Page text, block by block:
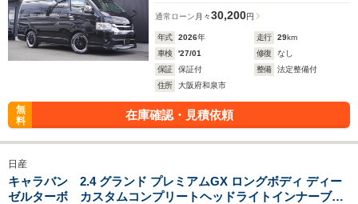
通常ローン 月々30,200円
年式 2026年 走行 29km
車検
'27/01 修復
なし
保証
保証付 整備
法定整備付
住所
大阪府和泉市
無
料
在庫確認・見積依頼
日産
キャラバン 2.4 グランド プレミアムGX ロングボディ ディー
ゼルターボ カスタムコンプリートヘッドライトインナーブラ